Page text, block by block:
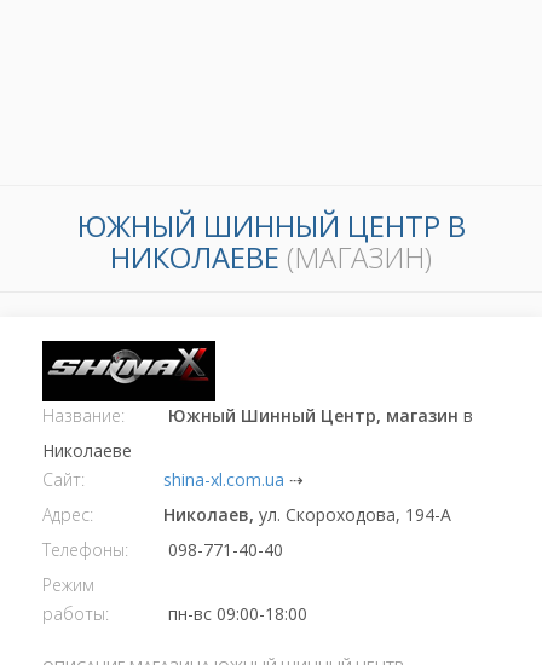
ЮЖНЫЙ ШИННЫЙ ЦЕНТР В
НИКОЛАЕВЕ (МАГАЗИН)
Название: Южный Шинный Центр, магазин в
Николаеве
Сайт:
shina-xl.com.ua ⇢
Адрес:
Николаев, ул. Скороходова, 194-А
Телефоны:
098-771-40-40
Режим
работы:
пн-вс 09:00-18:00